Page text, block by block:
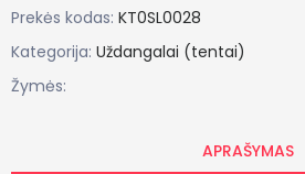
Prekės kodas: KT0SL0028
Kategorija: Uždangalai (tentai)
Žymės:
APRAŠYMAS